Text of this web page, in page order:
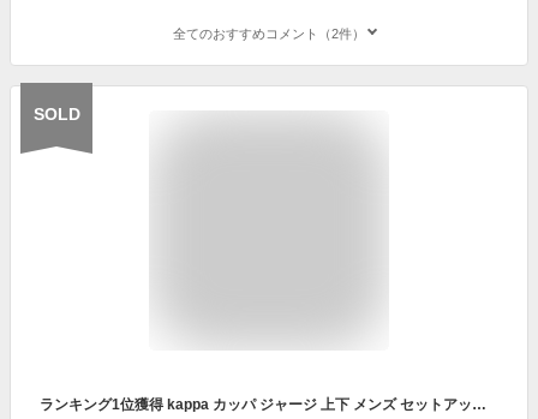
全てのおすすめコメント（2件）
SOLD
ランキング1位獲得 kappa カッパ ジャージ 上下 メンズ セットアップ ジヤージ 下 スポーツウェア ランニングウェア トレーニングウェア ブランド おしゃれ トップス パンツ 長袖 大きいサイズ ゆったり かっこいい 散歩 別注 M L LL XL 2L 3L 春 夏 秋 冬 最強配送 RSL